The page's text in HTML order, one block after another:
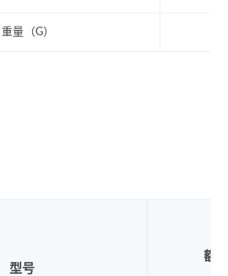
重量（G）
型号
额